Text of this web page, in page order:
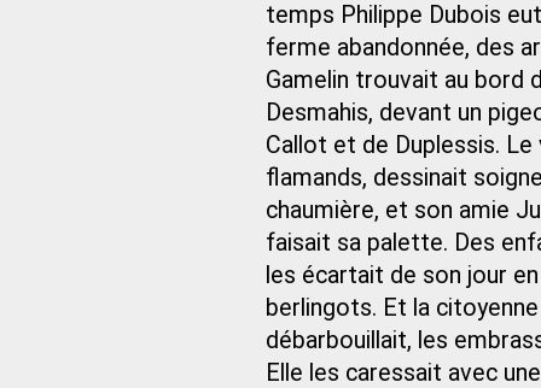
temps Philippe Dubois
ferme abandonnée, des
Gamelin trouvait au bord
Desmahis, devant un
Callot et de Duplessis.
flamands, dessinait
chaumière, et son amie
faisait sa palette. Des
les écartait de son jour
berlingots. Et la
débarbouillait, les
Elle les caressait avec